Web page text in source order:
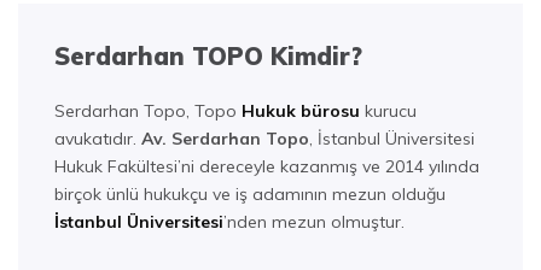
Serdarhan TOPO Kimdir?
Serdarhan Topo, Topo Hukuk bürosu kurucu
avukatıdır. Av. Serdarhan Topo, İstanbul Üniversitesi
Hukuk Fakültesi’ni dereceyle kazanmış ve 2014 yılında
birçok ünlü hukukçu ve iş adamının mezun olduğu
İstanbul Üniversitesi’nden mezun olmuştur.